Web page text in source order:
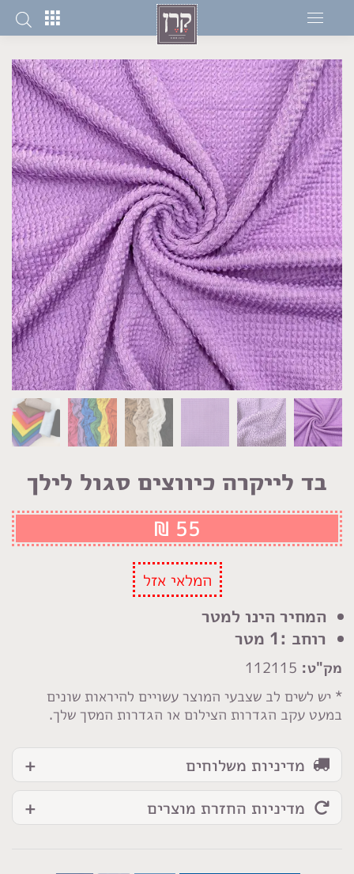
בד לייקרה כיווצים סגול לילך
המחיר הינו למטר
רוחב :1 מטר
מק"ט:
* יש לשים לב שצבעי המוצר עשויים להיראות שונים
במעט עקב הגדרות הצילום או הגדרות המסך שלך.
₪ 55
המלאי אזל
מדיניות משלוחים
מדיניות החזרת מוצרים